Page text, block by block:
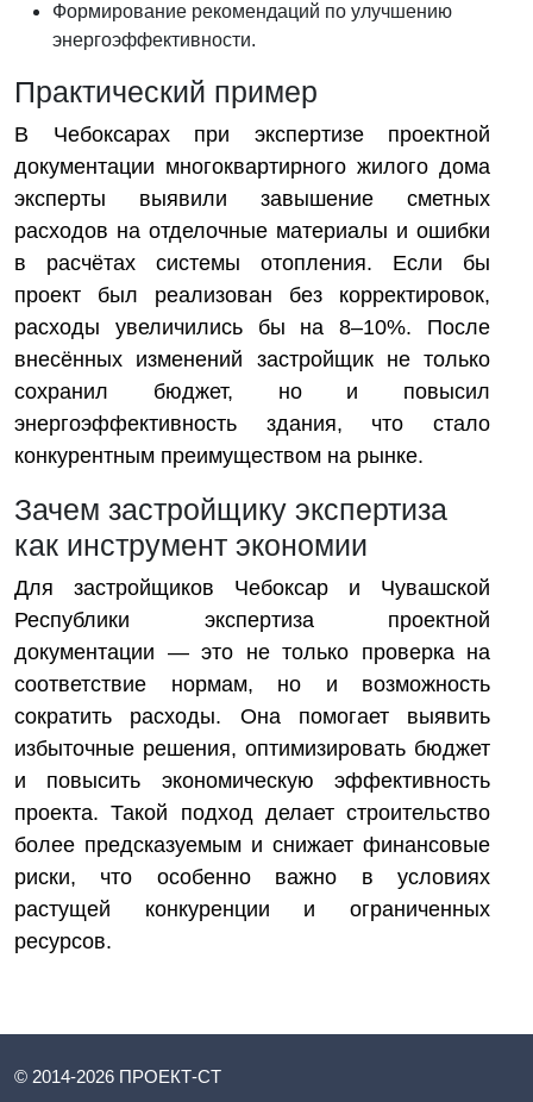
Формирование рекомендаций по улучшению
энергоэффективности.
Практический пример
В Чебоксарах при экспертизе проектной
документации многоквартирного жилого дома
эксперты выявили завышение сметных
расходов на отделочные материалы и ошибки
в расчётах системы отопления. Если бы
проект был реализован без корректировок,
расходы увеличились бы на 8–10%. После
внесённых изменений застройщик не только
сохранил бюджет, но и повысил
энергоэффективность здания, что стало
конкурентным преимуществом на рынке.
Зачем застройщику экспертиза
как инструмент экономии
Для застройщиков Чебоксар и Чувашской
Республики экспертиза проектной
документации — это не только проверка на
соответствие нормам, но и возможность
сократить расходы. Она помогает выявить
избыточные решения, оптимизировать бюджет
и повысить экономическую эффективность
проекта. Такой подход делает строительство
более предсказуемым и снижает финансовые
риски, что особенно важно в условиях
растущей конкуренции и ограниченных
ресурсов.
© 2014-2026 ПРОЕКТ-СТ